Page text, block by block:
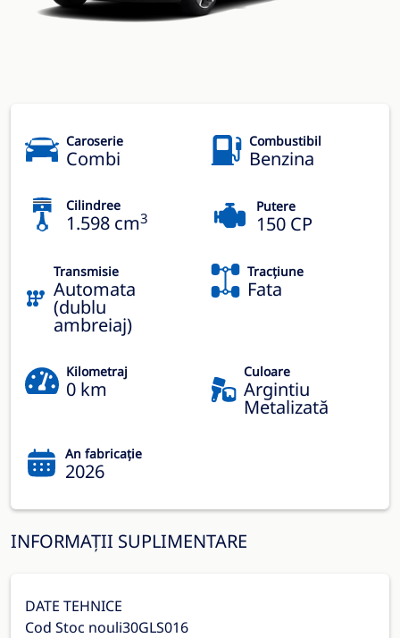
Caroserie
Combi
Combustibil
Benzina
Cilindree
1.598 cm3
Putere
150 CP
Transmisie
Automata
(dublu
ambreiaj)
Tracțiune
Fata
Kilometraj
0 km
Culoare
Argintiu
Metalizată
An fabricație
2026
INFORMAȚII SUPLIMENTARE
DATE TEHNICE
Cod Stoc nouli30GLS016